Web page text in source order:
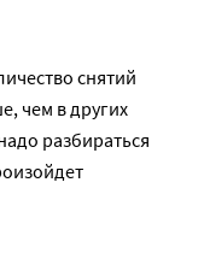
снятий
чем в других
разбираться